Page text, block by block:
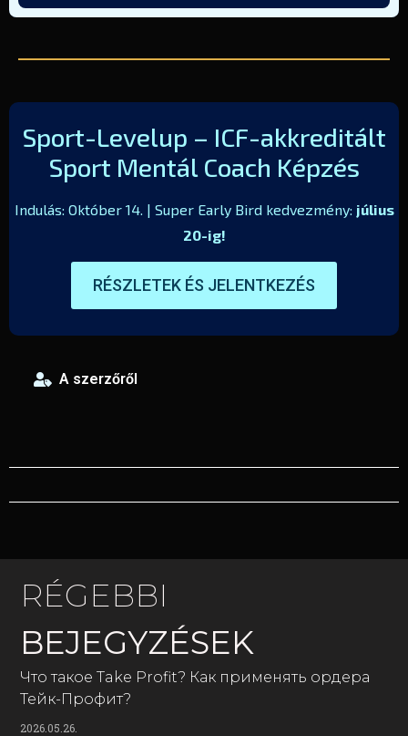
Sport-Levelup – ICF-akkreditált
Sport Mentál Coach Képzés
Indulás: Október 14. | Super Early Bird kedvezmény: július
20-ig!
RÉSZLETEK ÉS JELENTKEZÉS
A szerzőről
RÉGEBBI
BEJEGYZÉSEK
Что такое Take Profit? Как применять ордера
Тейк-Профит?
2026.05.26.